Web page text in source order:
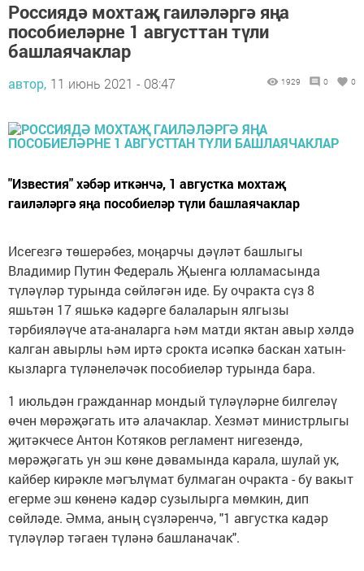
Россиядә мохтаҗ гаиләләргә яңа
пособиеләрне 1 августтан түли
башлаячаклар
автор, 11 июнь 2021 - 08:47 1929 0 0
"Известия" хәбәр иткәнчә, 1 августка мохтаҗ
гаиләләргә яңа пособиеләр түли башлаячаклар
Исегезгә төшерәбез, моңарчы дәүләт башлыгы
Владимир Путин Федераль Җыенга юлламасында
түләүләр турында сөйләгән иде. Бу очракта сүз 8
яшьтән 17 яшькә кадәрге балаларын ялгызы
тәрбияләүче ата-аналарга һәм матди яктан авыр хәлдә
калган авырлы һәм иртә срокта исәпкә баскан хатын-
кызларга түләнеләчәк пособиеләр турында бара.
1 июльдән гражданнар мондый түләүләрне билгеләү
өчен мөрәҗәгать итә алачаклар. Хезмәт министрлыгы
җитәкчесе Антон Котяков регламент нигезендә,
мөрәҗәгать ун эш көне дәвамында карала, шулай ук,
кайбер кирәкле мәгълүмат булмаган очракта - бу вакыт
егерме эш көненә кадәр сузылырга мөмкин, дип
сөйләде. Әмма, аның сүзләренчә, "1 августка кадәр
түләүләр тәгаен түләнә башланачак".